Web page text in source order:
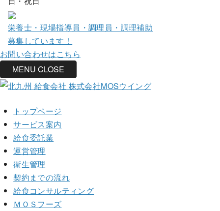
栄養士・現場指導員・調理員・調理補助
募集しています！
お問い合わせはこちら
MENU CLOSE
トップページ
サービス案内
給食委託業
運営管理
衛生管理
契約までの流れ
給食コンサルティング
ＭＯＳフーズ